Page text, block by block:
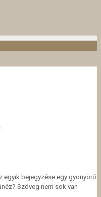
egyik bejegyzése egy gyönyörű
Szöveg nem sok van